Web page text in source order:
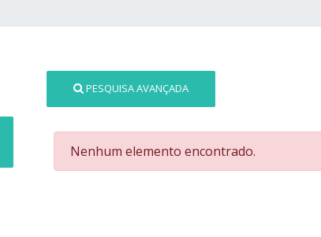
PESQUISA AVANÇADA
Nenhum elemento encontrado.